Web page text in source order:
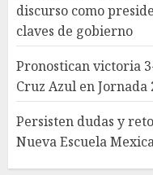
discurso como
claves de gobierno
Pronostican victoria
Cruz Azul en Jornada
Persisten dudas y
Nueva Escuela
5